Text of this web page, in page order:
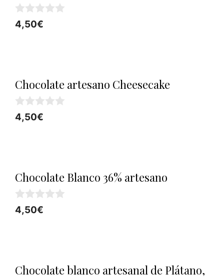
0
d
4,50€
Chocolate artesano Cheesecake
0
d
4,50€
Chocolate Blanco 36% artesano
0
d
4,50€
Chocolate blanco artesanal de Plátano,